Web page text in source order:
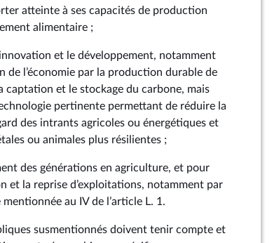
atteinte à ses capacités de production
alimentaire ;
et le développement, notamment
de l’économie par la production durable de
captation et le stockage du carbone, mais
pertinente permettant de réduire la
des intrants agricoles ou énergétiques et
ou animales plus résilientes ;
des générations en agriculture, et pour
et la reprise d’exploitations, notamment par
au IV de l’article L. 1.
susmentionnés doivent tenir compte et